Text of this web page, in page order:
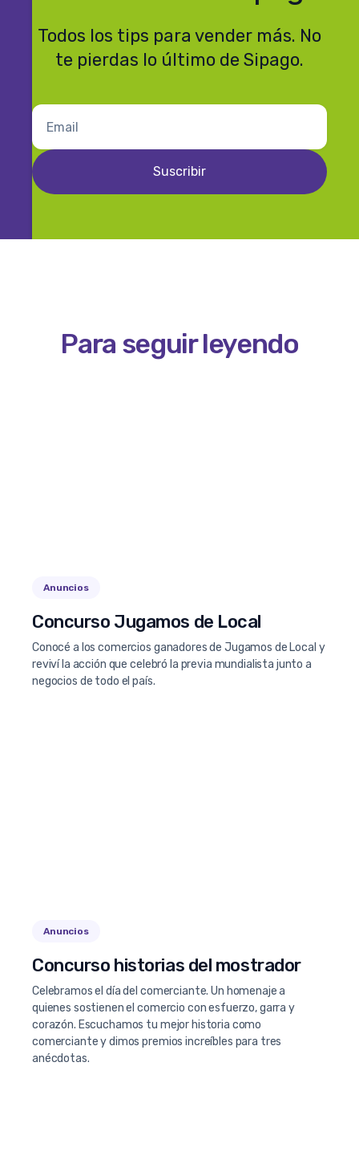
Todos los tips para vender más. No
te pierdas lo último de Sipago.
Para seguir leyendo
Anuncios
Concurso Jugamos de Local
Conocé a los comercios ganadores de Jugamos de Local y
reviví la acción que celebró la previa mundialista junto a
negocios de todo el país.
Anuncios
Concurso historias del mostrador
Celebramos el día del comerciante. Un homenaje a
quienes sostienen el comercio con esfuerzo, garra y
corazón. Escuchamos tu mejor historia como
comerciante y dimos premios increíbles para tres
anécdotas.